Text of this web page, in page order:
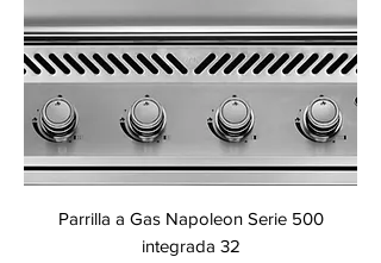
Parrilla a Gas Napoleon Serie 500
integrada 32